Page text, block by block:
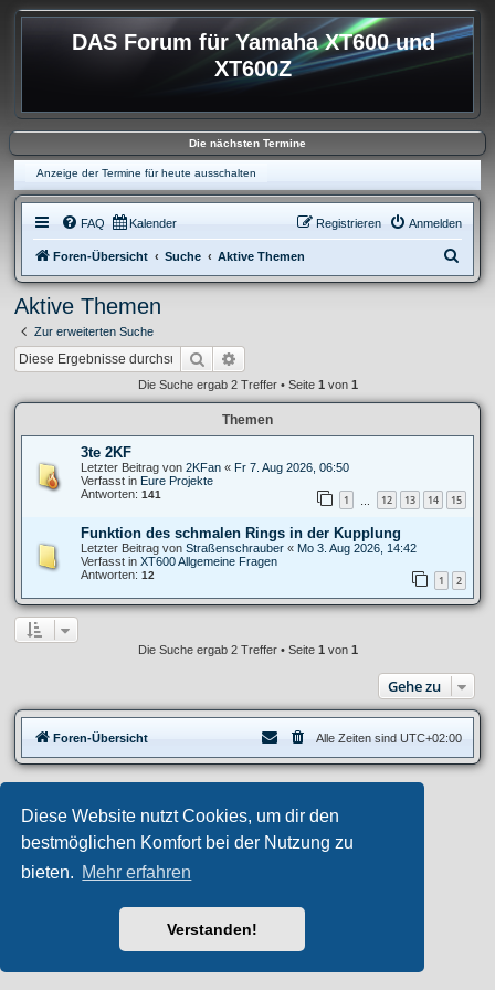
Diese Website nutzt Cookies, um dir den
bestmöglichen Komfort bei der Nutzung zu
bieten. Mehr erfahren
Verstanden!
DAS Forum für Yamaha XT600 und
XT600Z
Die nächsten Termine
Anzeige der Termine für heute ausschalten
FAQ Kalender Anmelden
Registrieren
Foren-Übersicht Suche Aktive Themen
u
Aktive Themen
Zur erweiterten Suche
Suche
Die Suche ergab 2 Treffer • Seite 1 von 1
Themen
3te 2KF
Letzter Beitrag von 2KFan « Fr 7. Aug 2026, 06:50
Verfasst in Eure Projekte
Antworten: 141 1 12 13 14 15
Funktion des schmalen Rings in der Kupplung
Letzter Beitrag von Straßenschrauber « Mo 3. Aug 2026, 14:42
Verfasst in XT600 Allgemeine Fragen
Antworten: 12 1 2
Die Suche ergab 2 Treffer • Seite 1 von 1
Gehe zu
Foren-Übersicht Alle Zeiten sind UTC+02:00
Aero style developed for phpBB
Powered by
phpBB ® Forum Software © phpBB Limited
phpBB.de
Datenschutz